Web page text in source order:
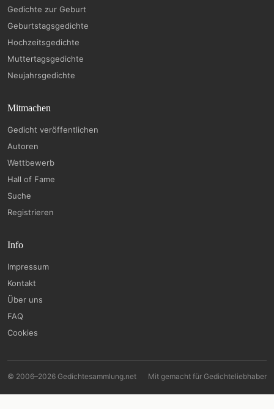
Gedichte zur Geburt
Geburtstagsgedichte
Hochzeitsgedichte
Muttertagsgedichte
Neujahrsgedichte
Mitmachen
Gedicht veröffentlichen
Autoren
Wettbewerb
Hall of Fame
Suche
Registrieren
Info
Impressum
Kontakt
Über uns
FAQ
Cookies
© 2006–2026 Gedichtesammlung.net Mit gemacht für Gedichteliebhaber